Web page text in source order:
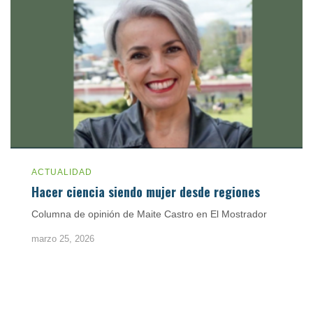
ACTUALIDAD
Hacer ciencia siendo mujer desde regiones
Columna de opinión de Maite Castro en El Mostrador
marzo 25, 2026